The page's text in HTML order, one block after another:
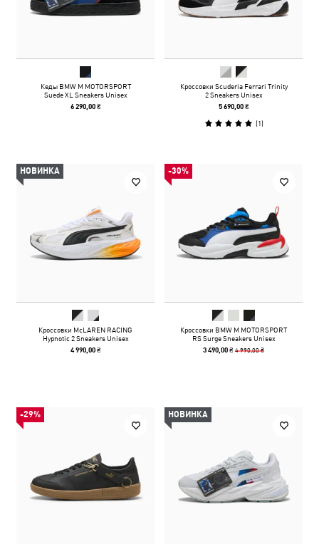
Кеды BMW M MOTORSPORT
Suede XL Sneakers Unisex
6 290,00 ₴
Кроссовки Scuderia Ferrari Trinity
2 Sneakers Unisex
5 690,00 ₴
(1)
НОВИНКА
Кроссовки McLAREN RACING
Hypnotic 2 Sneakers Unisex
4 990,00 ₴
-30%
Кроссовки BMW M MOTORSPORT
RS Surge Sneakers Unisex
3 490,00 ₴4 990,00 ₴
-29% НОВИНКА